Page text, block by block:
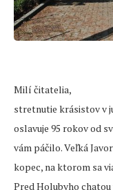
Milí čitatelia,
stretnutie krásistov v
oslavuje 95 rokov od
vám páčilo. Veľká
kopec, na ktorom sa
Pred Holubyho